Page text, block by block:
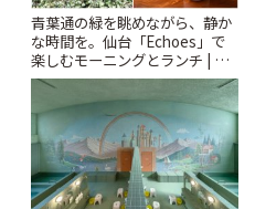
青葉通の緑を眺めながら、静か
な時間を。仙台「Echoes」で
楽しむモーニングとランチ | こ
とりっぷ